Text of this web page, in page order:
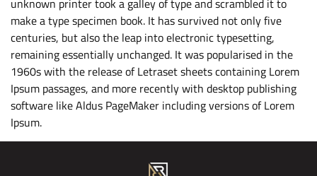
unknown printer took a galley of type and scrambled it to
make a type specimen book. It has survived not only five
centuries, but also the leap into electronic typesetting,
remaining essentially unchanged. It was popularised in the
1960s with the release of Letraset sheets containing Lorem
Ipsum passages, and more recently with desktop publishing
software like Aldus PageMaker including versions of Lorem
Ipsum.